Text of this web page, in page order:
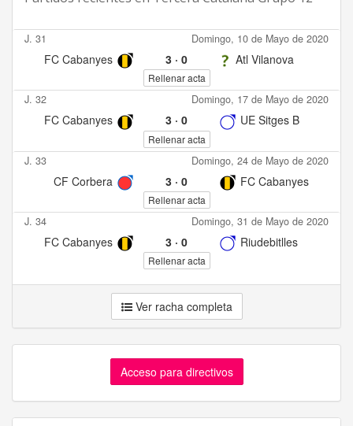
J. 31 Domingo, 10 de Mayo de 2020
FC Cabanyes 3· 0 Atl Vilanova
Rellenar acta
J. 32 Domingo, 17 de Mayo de 2020
FC Cabanyes 3· 0 UE Sitges B
Rellenar acta
J. 33 Domingo, 24 de Mayo de 2020
CF Corbera 3· 0 FC Cabanyes
Rellenar acta
J. 34 Domingo, 31 de Mayo de 2020
FC Cabanyes 3· 0 Riudebitlles
Rellenar acta
Ver racha completa
Acceso para directivos